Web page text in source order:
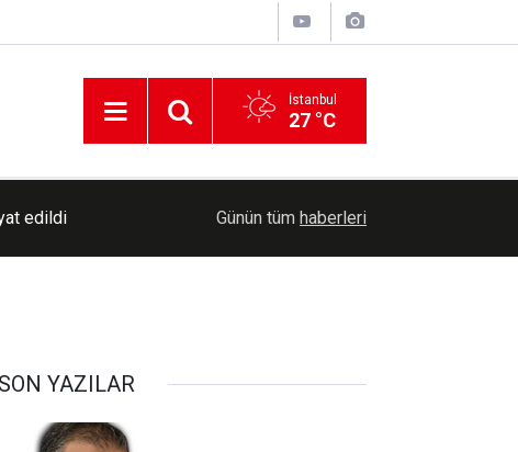
İstanbul
27 °C
edildi Mersin'de okullar yeni eğitim öğretim yılına
Günün tüm haberleri
SON YAZILAR